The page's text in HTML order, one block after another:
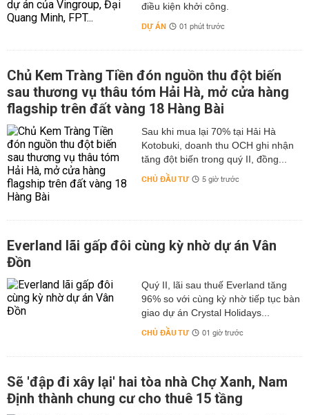
điều kiện khởi công.
DỰ ÁN 01 phút trước
Chủ Kem Tràng Tiền đón nguồn thu đột biến
sau thương vụ thâu tóm Hải Hà, mở cửa hàng
flagship trên đất vàng 18 Hàng Bài
Sau khi mua lại 70% tại Hải Hà
Kotobuki, doanh thu OCH ghi nhận
tăng đột biến trong quý II, đồng...
CHỦ ĐẦU TƯ 5 giờ trước
Everland lãi gấp đôi cùng kỳ nhờ dự án Vân
Đồn
Quý II, lãi sau thuế Everland tăng
96% so với cùng kỳ nhờ tiếp tục bàn
giao dự án Crystal Holidays...
CHỦ ĐẦU TƯ 01 giờ trước
Sẽ 'đập đi xây lại' hai tòa nhà Chợ Xanh, Nam
Định thành chung cư cho thuê 15 tầng